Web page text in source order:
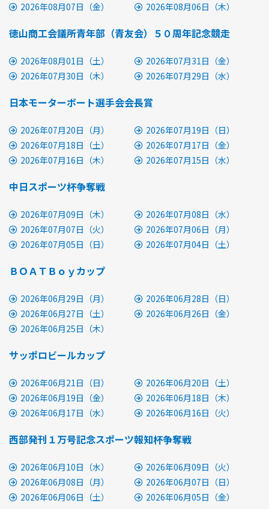
2026年08月07日（金） 2026年08月06日（木）
徳山商工会議所青年部（青友会）５０周年記念競走
2026年08月01日（土）
2026年07月31日（金）
2026年07月30日（木）
2026年07月29日（水）
日本モーターボート選手会会長賞
2026年07月20日（月）
2026年07月19日（日）
2026年07月18日（土）
2026年07月17日（金）
2026年07月16日（木）
2026年07月15日（水）
中日スポーツ杯争奪戦
2026年07月09日（木）
2026年07月08日（水）
2026年07月07日（火）
2026年07月06日（月）
2026年07月05日（日）
2026年07月04日（土）
ＢＯＡＴＢｏｙカップ
2026年06月29日（月）
2026年06月28日（日）
2026年06月27日（土）
2026年06月26日（金）
2026年06月25日（木）
サッポロビールカップ
2026年06月21日（日）
2026年06月20日（土）
2026年06月19日（金）
2026年06月18日（木）
2026年06月17日（水）
2026年06月16日（火）
西部発刊１万号記念スポーツ報知杯争奪戦
2026年06月10日（水）
2026年06月09日（火）
2026年06月08日（月）
2026年06月07日（日）
2026年06月06日（土）
2026年06月05日（金）